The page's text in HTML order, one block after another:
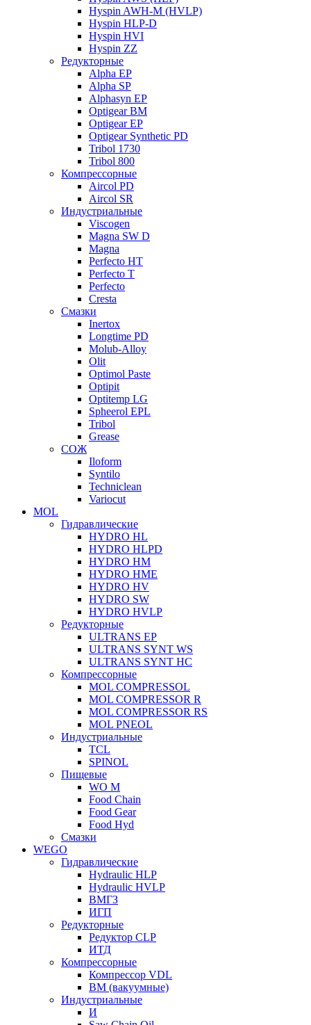
Hyspin AWH-M (HVLP)
Hyspin HLP-D
Hyspin HVI
Hyspin ZZ
Редукторные
Alpha EP
Alpha SP
Alphasyn EP
Optigear BM
Optigear EP
Optigear Synthetic PD
Tribol 1730
Tribol 800
Компрессорные
Aircol PD
Aircol SR
Индустриальные
Viscogen
Magna SW D
Magna
Perfecto HT
Perfecto T
Perfecto
Cresta
Смазки
Inertox
Longtime PD
Molub-Alloy
Olit
Optimol Paste
Optipit
Optitemp LG
Spheerol EPL
Tribol
Grease
СОЖ
Iloform
Syntilo
Techniclean
Variocut
MOL
Гидравлические
HYDRO HL
HYDRO HLPD
HYDRO HM
HYDRO HME
HYDRO HV
HYDRO SW
HYDRO HVLP
Редукторные
ULTRANS EP
ULTRANS SYNT WS
ULTRANS SYNT HC
Компрессорные
MOL COMPRESSOL
MOL COMPRESSOR R
MOL COMPRESSOR RS
MOL PNEOL
Индустриальные
TCL
SPINOL
Пищевые
WO M
Food Chain
Food Gear
Food Hyd
Смазки
WEGO
Гидравлические
Hydraulic HLP
Hydraulic HVLP
ВМГЗ
ИГП
Редукторные
Редуктор CLP
ИТД
Компрессорные
Компрессор VDL
ВМ (вакуумные)
Индустриальные
И